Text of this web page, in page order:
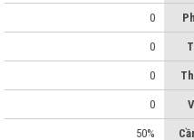
0
0
0
0
50%